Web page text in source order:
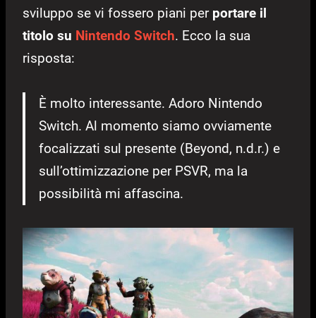
sviluppo se vi fossero piani per portare il
titolo su Nintendo Switch. Ecco la sua
risposta:
È molto interessante. Adoro Nintendo
Switch. Al momento siamo ovviamente
focalizzati sul presente (Beyond, n.d.r.) e
sull’ottimizzazione per PSVR, ma la
possibilità mi affascina.